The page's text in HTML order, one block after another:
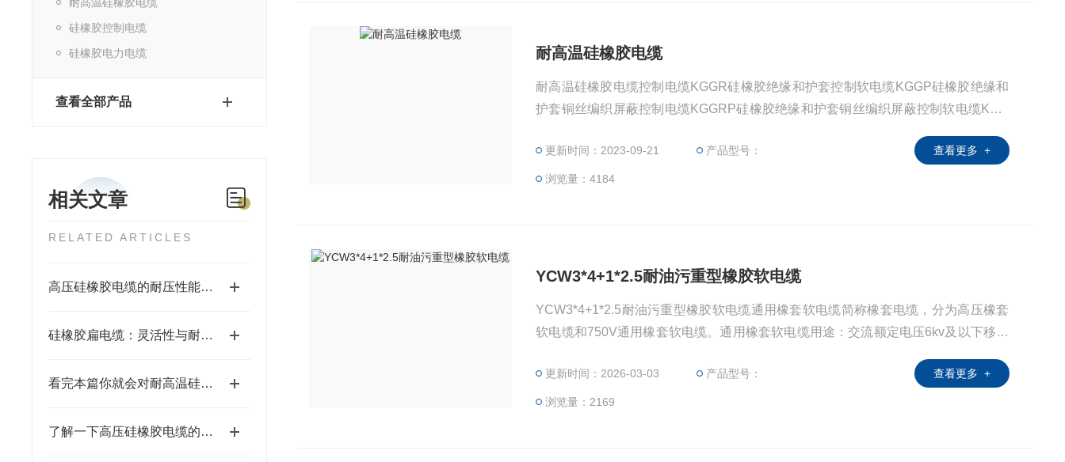
硅橡胶控制电缆
硅橡胶电力电缆
查看全部产品
相关文章
RELATED ARTICLES
高压硅橡胶电缆的耐压性能分析
硅橡胶扁电缆：灵活性与耐用性的结合
看完本篇你就会对耐高温硅橡胶电缆有更多了解
了解一下高压硅橡胶电缆的功能特点吧
耐高温硅橡胶电缆
耐高温硅橡胶电缆控制电缆KGGR硅橡胶绝缘和护套控制软电缆KGGP硅橡胶绝缘和
护套铜丝编织屏蔽控制电缆KGGRP硅橡胶绝缘和护套铜丝编织屏蔽控制软电缆KGG
缆备注：1 如需阻燃型硅橡胶电缆，型号前加ZR；YGC 硅橡胶绝缘及护套移动用电
力电缆
更新时间：2023-09-21 产品型号：
浏览量：4184
查看更多 +
YCW3*4+1*2.5耐油污重型橡胶软电缆
YCW3*4+1*2.5耐油污重型橡胶软电缆通用橡套软电缆简称橡套电缆，分为高压橡套
软电缆和750V通用橡套软电缆。通用橡套软电缆用途：交流额定电压6kv及以下移动
0V及以下家用电器、电动工具和各种移动式电器设备用其中分为轻型、中型和重型三
种型号电缆。&nbsp;Yc，YCW电缆简介：YC电缆全称重型通用橡套电缆，是俗称的
更新时间：2026-03-03 产品型号：
浏览量：2169
查看更多 +